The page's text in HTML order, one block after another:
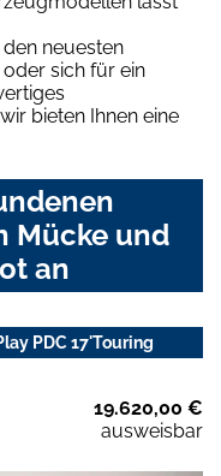
neuesten
sich für ein
bieten Ihnen eine
Mücke und
an
PDC 17'Touring
19.620,00 €
ausweisbar